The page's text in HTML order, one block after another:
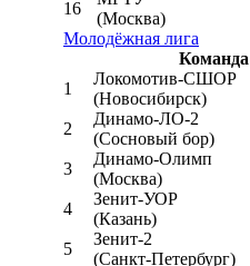
16
(Москва)
Молодёжная лига
Команда
1
Локомотив-CШОР
(Новосибирск)
2
Динамо-ЛО-2
(Сосновый бор)
3
Динамо-Олимп
(Москва)
4
Зенит-УОР
(Казань)
5
Зенит-2
(Санкт-Петербург)